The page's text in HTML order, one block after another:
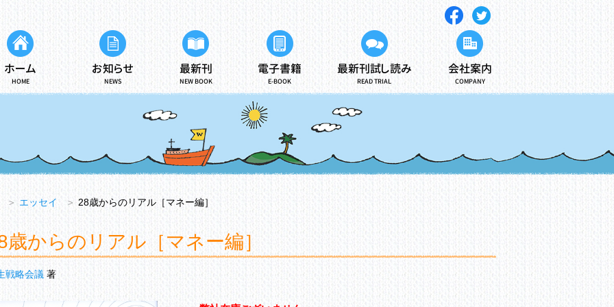
ホーム
HOME
お知らせ
NEWS
最新刊
NEW BOOK
電子書籍
E-BOOK
最新刊試し読み
READ TRIAL
会社案内
COMPANY
＞ エッセイ ＞ 28歳からのリアル［マネー編］
歳からのリアル［マネー編］
戦略会議 著